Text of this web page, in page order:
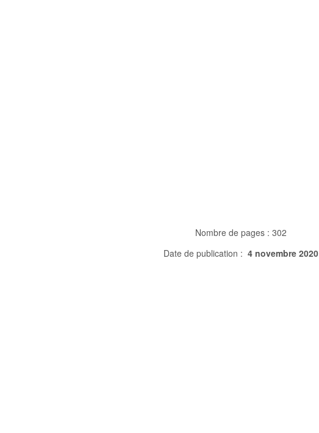
Nombre de pages : 302
Date de publication : 4 novembre 2020